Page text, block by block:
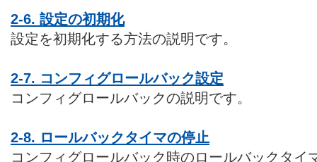
2-6. 設定の初期化
設定を初期化する方法の説明です。
2-7. コンフィグロールバック設定
コンフィグロールバックの説明です。
2-8. ロールバックタイマの停止
コンフィグロールバック時のロールバックタイ